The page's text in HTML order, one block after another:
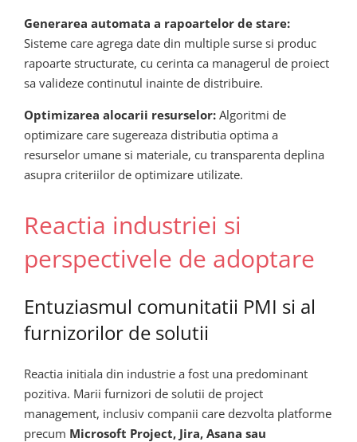
Generarea automata a rapoartelor de stare:
Sisteme care agrega date din multiple surse si produc
rapoarte structurate, cu cerinta ca managerul de proiect
sa valideze continutul inainte de distribuire.
Optimizarea alocarii resurselor: Algoritmi de
optimizare care sugereaza distributia optima a
resurselor umane si materiale, cu transparenta deplina
asupra criteriilor de optimizare utilizate.
Reactia industriei si
perspectivele de adoptare
Entuziasmul comunitatii PMI si al
furnizorilor de solutii
Reactia initiala din industrie a fost una predominant
pozitiva. Marii furnizori de solutii de project
management, inclusiv companii care dezvolta platforme
precum Microsoft Project, Jira, Asana sau